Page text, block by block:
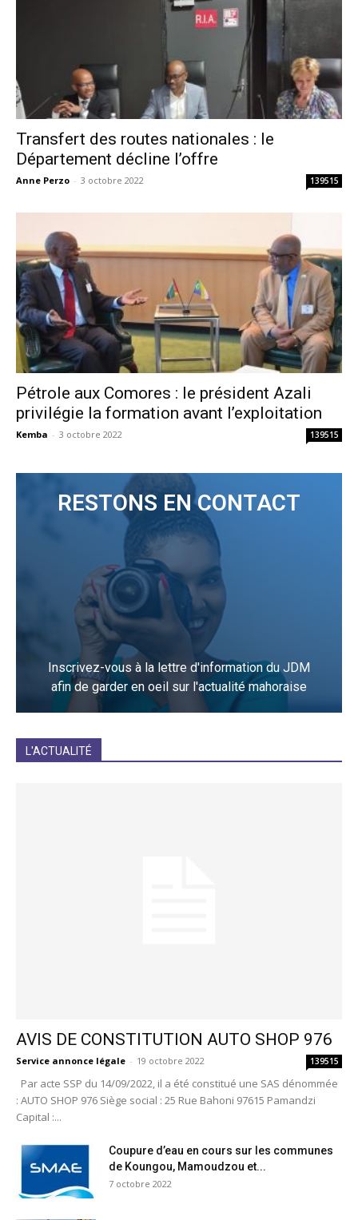
Transfert des routes nationales : le
Département décline l’offre
Anne Perzo - 3 octobre 2022 139515
Pétrole aux Comores : le président Azali
privilégie la formation avant l’exploitation
Kemba - 3 octobre 2022 139515
RESTONS EN CONTACT
Inscrivez-vous à la lettre d'information du JDM
afin de garder en oeil sur l'actualité mahoraise
L'ACTUALITÉ
AVIS DE CONSTITUTION AUTO SHOP 976
Service annonce légale - 19 octobre 2022 139515
Par acte SSP du 14/09/2022, il a été constitué une SAS dénommée
: AUTO SHOP 976 Siège social : 25 Rue Bahoni 97615 Pamandzi
Capital :...
Coupure d’eau en cours sur les communes
de Koungou, Mamoudzou et...
7 octobre 2022